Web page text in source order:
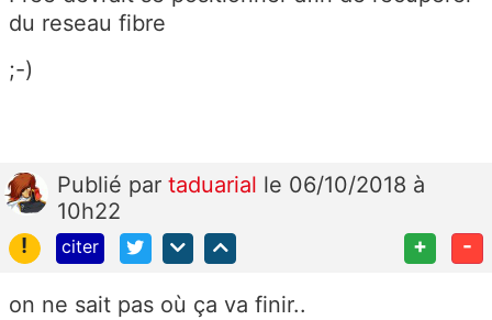
du reseau fibre
;-)
Publié par taduarial le 06/10/2018 à
10h22
!
citer + -
on ne sait pas où ça va finir..